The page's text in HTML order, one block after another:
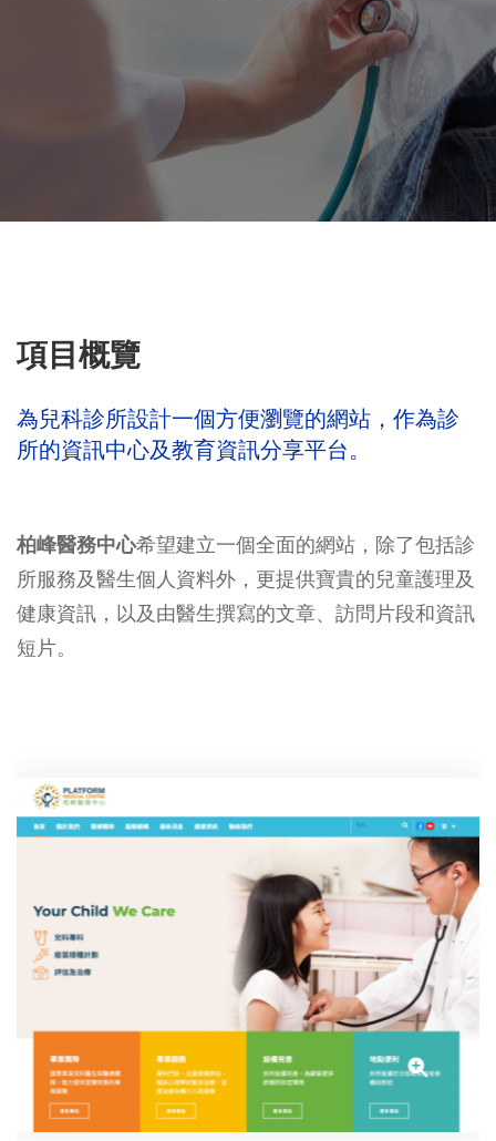
項目概覽
為兒科診所設計一個方便瀏覽的網站，作為診
所的資訊中心及教育資訊分享平台。
柏峰醫務中心希望建立一個全面的網站，除了包括診
所服務及醫生個人資料外，更提供寶貴的兒童護理及
健康資訊，以及由醫生撰寫的文章、訪問片段和資訊
短片。